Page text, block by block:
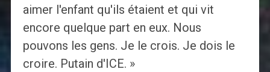
aimer l'enfant qu'ils étaient et qui vit
encore quelque part en eux. Nous
pouvons les gens. Je le crois. Je dois le
croire. Putain d'ICE. »